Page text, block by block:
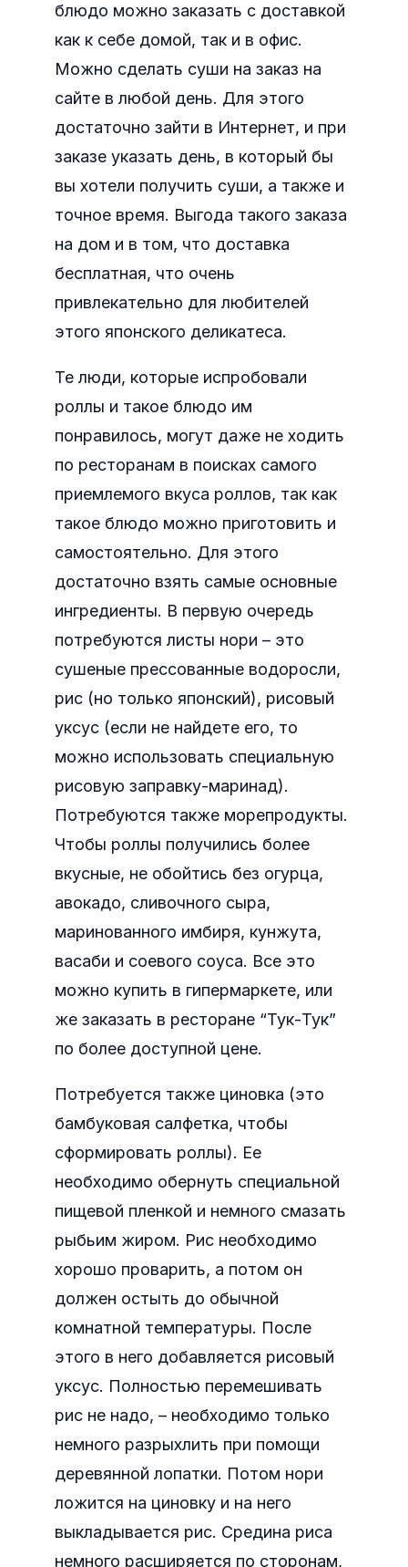
блюдо можно заказать с доставкой
как к себе домой, так и в офис.
Можно сделать суши на заказ на
сайте в любой день. Для этого
достаточно зайти в Интернет, и при
заказе указать день, в который бы
вы хотели получить суши, а также и
точное время. Выгода такого заказа
на дом и в том, что доставка
бесплатная, что очень
привлекательно для любителей
этого японского деликатеса.
Те люди, которые испробовали
роллы и такое блюдо им
понравилось, могут даже не ходить
по ресторанам в поисках самого
приемлемого вкуса роллов, так как
такое блюдо можно приготовить и
самостоятельно. Для этого
достаточно взять самые основные
ингредиенты. В первую очередь
потребуются листы нори – это
сушеные прессованные водоросли,
рис (но только японский), рисовый
уксус (если не найдете его, то
можно использовать специальную
рисовую заправку-маринад).
Потребуются также морепродукты.
Чтобы роллы получились более
вкусные, не обойтись без огурца,
авокадо, сливочного сыра,
маринованного имбиря, кунжута,
васаби и соевого соуса. Все это
можно купить в гипермаркете, или
же заказать в ресторане “Тук-Тук”
по более доступной цене.
Потребуется также циновка (это
бамбуковая салфетка, чтобы
сформировать роллы). Ее
необходимо обернуть специальной
пищевой пленкой и немного смазать
рыбьим жиром. Рис необходимо
хорошо проварить, а потом он
должен остыть до обычной
комнатной температуры. После
этого в него добавляется рисовый
уксус. Полностью перемешивать
рис не надо, – необходимо только
немного разрыхлить при помощи
деревянной лопатки. Потом нори
ложится на циновку и на него
выкладывается рис. Средина риса
немного расширяется по сторонам,